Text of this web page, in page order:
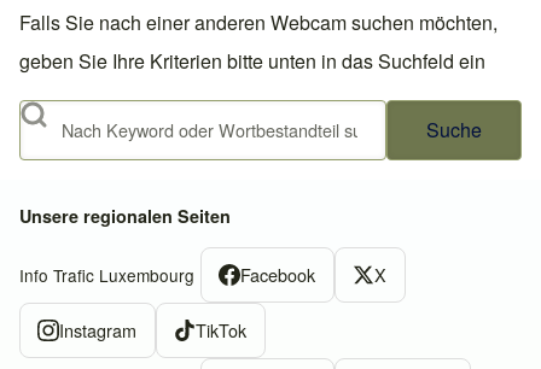
Falls Sie nach einer anderen Webcam suchen möchten,
geben Sie Ihre Kriterien bitte unten in das Suchfeld ein
Suche
Unsere regionalen Seiten
Info Trafic Luxembourg Facebook X
Instagram TikTok